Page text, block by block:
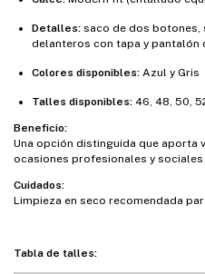
Detalles: saco de dos
delanteros con tapa y pantalón
Colores disponibles: Azul y Gris
Talles disponibles: 46, 48, 50,
Beneficio:
Una opción distinguida que aporta
ocasiones profesionales y sociales
Cuidados:
Limpieza en seco recomendada
Tabla de talles: